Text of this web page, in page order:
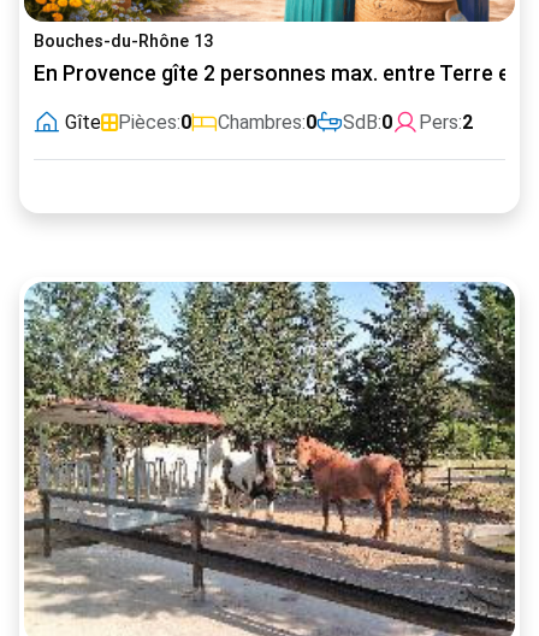
Bouches-du-Rhône 13
En Provence gîte 2 personnes max. entre Terre et
Gîte Pièces:0 Chambres:0 SdB:0 Pers:2